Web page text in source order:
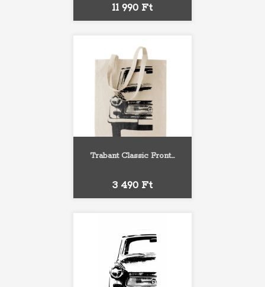
Ár
11 990 Ft
Trabant Classic Front...
Ár
3 490 Ft